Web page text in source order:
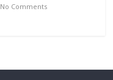
No Comments